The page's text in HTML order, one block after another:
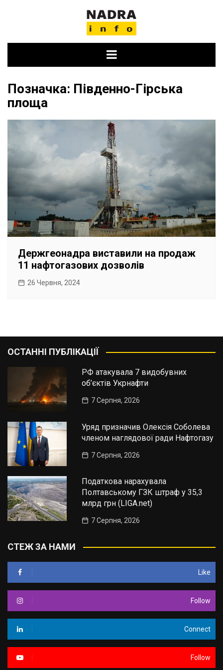
Позначка: Південно-Гірська
площа
Держгеонадра виставили на продаж
11 нафтогазових дозволів
26 Червня, 2024
ОСТАННІ ПУБЛІКАЦІЇ
РФ атакувала 7 видобувних
об’єктів Укрнафти
7 Серпня, 2026
Уряд призначив Олексія Соболева
членом наглядової ради Нафтогазу
7 Серпня, 2026
Податкова нарахувала
Полтавському ГЗК штраф у 35,3
млрд грн (LIGA.net)
7 Серпня, 2026
СТЕЖ ЗА НАМИ
Like
Follow
Connect
Follow